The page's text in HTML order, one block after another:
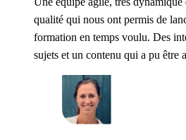
qualité qui nous ont permis de
formation en temps voulu. Des
sujets et un contenu qui a pu être